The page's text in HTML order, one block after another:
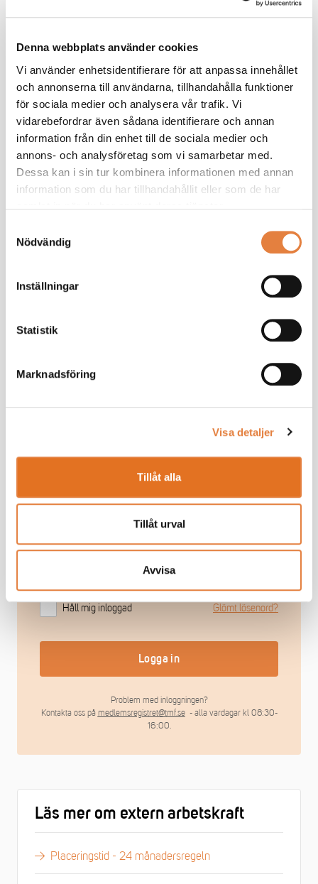
Denna webbplats använder cookies
Vi använder enhetsidentifierare för att anpassa innehållet
och annonserna till användarna, tillhandahålla funktioner
för sociala medier och analysera vår trafik. Vi
vidarebefordrar även sådana identifierare och annan
information från din enhet till de sociala medier och
annons- och analysföretag som vi samarbetar med.
Dessa kan i sin tur kombinera informationen med annan
information som du har tillhandahållit eller som de har
Nödvändig
Inställningar
Statistik
Marknadsföring
Visa detaljer
Tillåt alla
Tillåt urval
Avvisa
Som medlem får du ta del av
Ta de lav branschanpassade kollektivavtal som
Håll mig inloggad Glömt lösenord?
Logga in
Problem med inloggningen?
Kontakta oss på medlemsregistret@tmf.se- alla vardagar kl 08:30-
16:00.
Läs mer om extern arbetskraft
Placeringstid - 24 månadersregeln